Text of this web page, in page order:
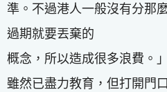
準。不過港人一般沒有分那
過期就要丟棄的
概念，所以造成很多浪費。」
雖然已盡力教育，但打開門